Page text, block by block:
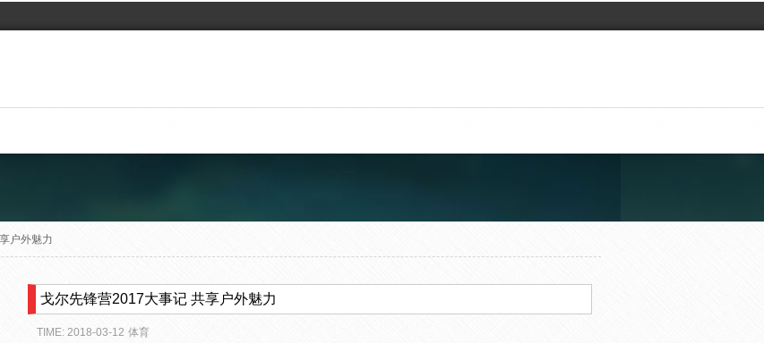
户外魅力
戈尔先锋营2017大事记 共享户外魅力
TIME: 2018-03-12 体育